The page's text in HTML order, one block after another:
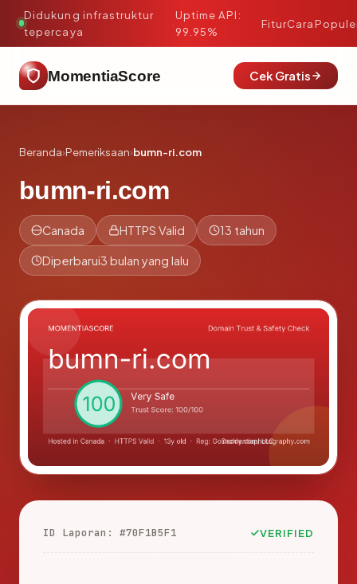
Didukung infrastruktur
tepercaya
·
Uptime API:
99.95%
FiturCara
MomentiaScore Cek Gratis
Beranda›Pemeriksaan›bumn-ri.com
bumn-ri.com
Canada HTTPS Valid 13 tahun
Diperbarui3 bulan yang lalu
ID Laporan: #70F1B5F1 VERIFIED